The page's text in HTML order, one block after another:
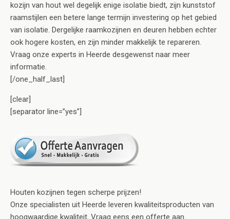
kozijn van hout wel degelijk enige isolatie biedt, zijn kunststof
raamstijlen een betere lange termijn investering op het gebied
van isolatie. Dergelijke raamkozijnen en deuren hebben echter
ook hogere kosten, en zijn minder makkelijk te repareren.
Vraag onze experts in Heerde desgewenst naar meer
informatie.
[/one_half_last]
[clear]
[separator line=”yes”]
Houten kozijnen tegen scherpe prijzen!
Onze specialisten uit Heerde leveren kwaliteitsproducten van
hoogwaardige kwaliteit. Vraag eens een offerte aan.